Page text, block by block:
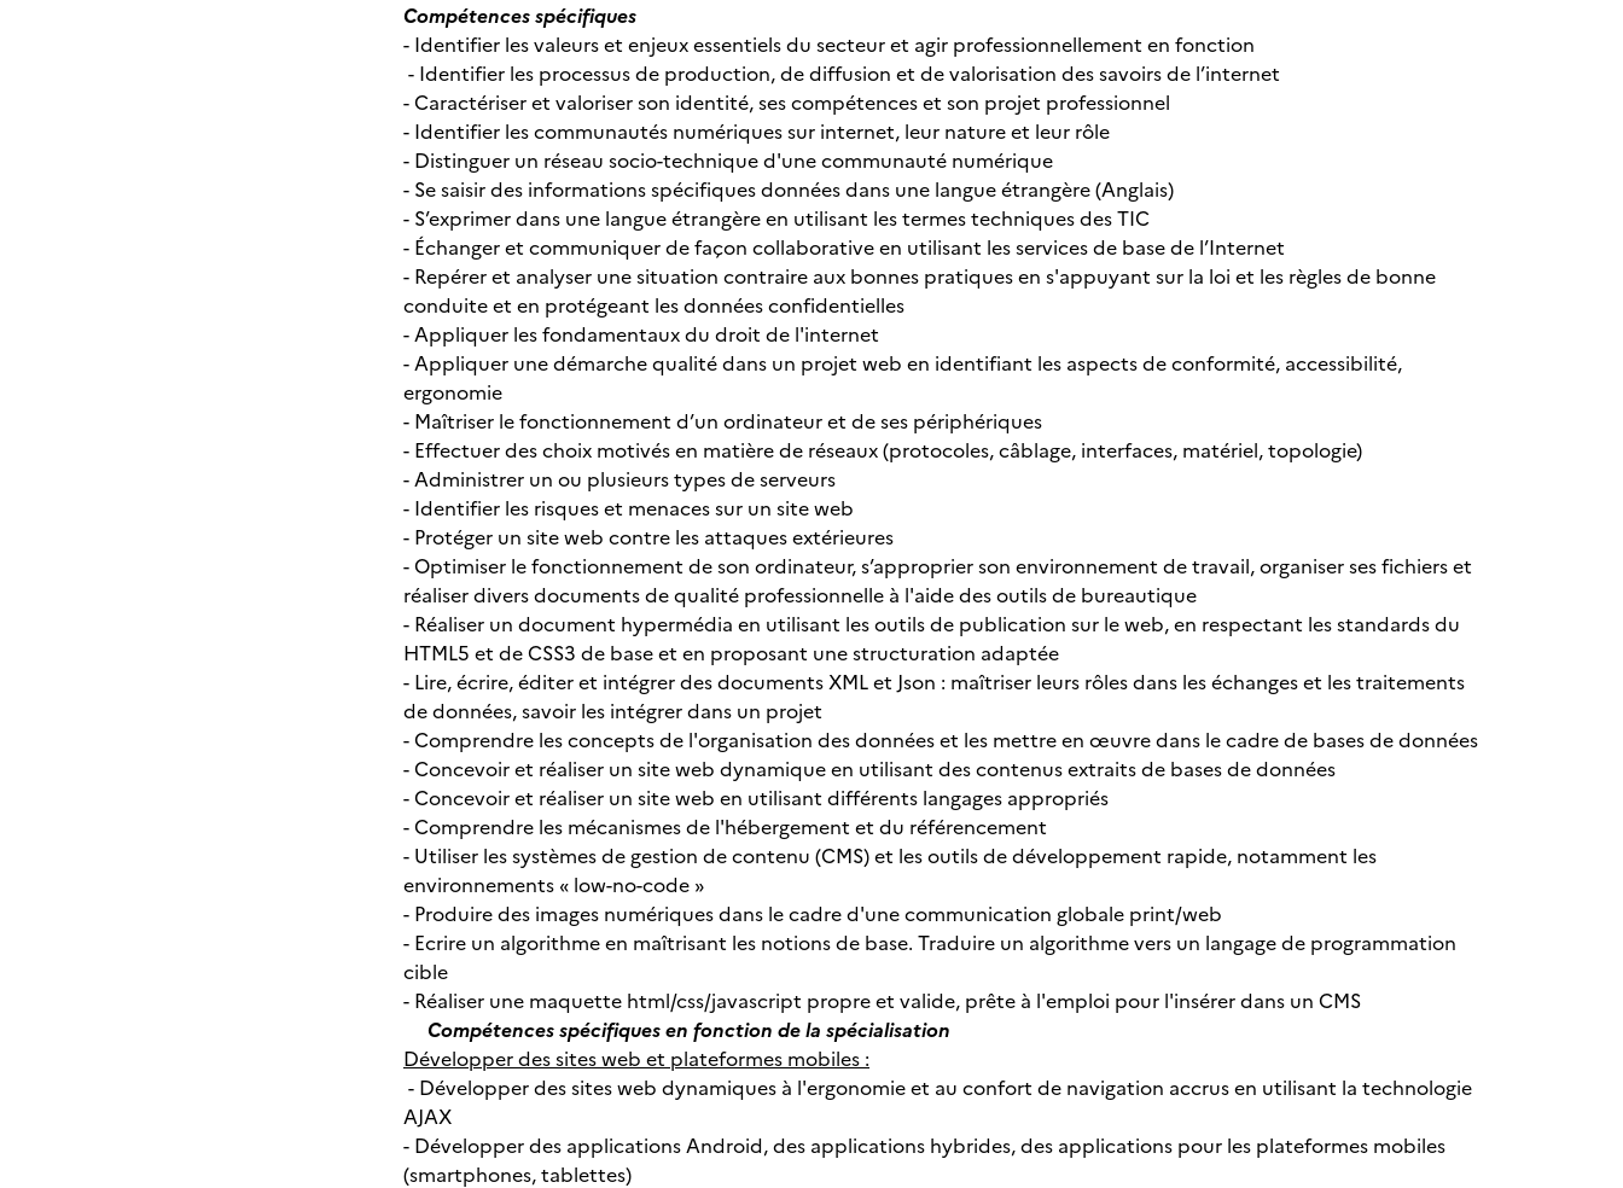
Compétences spécifiques
- Identifier les valeurs et enjeux essentiels du secteur et agir professionnellement en fonction
- Identifier les processus de production, de diffusion et de valorisation des savoirs de l’internet
- Caractériser et valoriser son identité, ses compétences et son projet professionnel
- Identifier les communautés numériques sur internet, leur nature et leur rôle
- Distinguer un réseau socio-technique d'une communauté numérique
- Se saisir des informations spécifiques données dans une langue étrangère (Anglais)
- S’exprimer dans une langue étrangère en utilisant les termes techniques des TIC
- Échanger et communiquer de façon collaborative en utilisant les services de base de l’Internet
- Repérer et analyser une situation contraire aux bonnes pratiques en s'appuyant sur la loi et les règles de bonne
conduite et en protégeant les données confidentielles
- Appliquer les fondamentaux du droit de l'internet
- Appliquer une démarche qualité dans un projet web en identifiant les aspects de conformité, accessibilité,
ergonomie
- Maîtriser le fonctionnement d’un ordinateur et de ses périphériques
- Effectuer des choix motivés en matière de réseaux (protocoles, câblage, interfaces, matériel, topologie)
- Administrer un ou plusieurs types de serveurs
- Identifier les risques et menaces sur un site web
- Protéger un site web contre les attaques extérieures
- Optimiser le fonctionnement de son ordinateur, s’approprier son environnement de travail, organiser ses fichiers et
réaliser divers documents de qualité professionnelle à l'aide des outils de bureautique
- Réaliser un document hypermédia en utilisant les outils de publication sur le web, en respectant les standards du
HTML5 et de CSS3 de base et en proposant une structuration adaptée
- Lire, écrire, éditer et intégrer des documents XML et Json : maîtriser leurs rôles dans les échanges et les traitements
de données, savoir les intégrer dans un projet
- Comprendre les concepts de l'organisation des données et les mettre en œuvre dans le cadre de bases de données
- Concevoir et réaliser un site web dynamique en utilisant des contenus extraits de bases de données
- Concevoir et réaliser un site web en utilisant différents langages appropriés
- Comprendre les mécanismes de l'hébergement et du référencement
- Utiliser les systèmes de gestion de contenu (CMS) et les outils de développement rapide, notamment les
environnements « low-no-code »
- Produire des images numériques dans le cadre d'une communication globale print/web
- Ecrire un algorithme en maîtrisant les notions de base. Traduire un algorithme vers un langage de programmation
cible
- Réaliser une maquette html/css/javascript propre et valide, prête à l'emploi pour l'insérer dans un CMS
Compétences spécifiques en fonction de la spécialisation
Développer des sites web et plateformes mobiles :
- Développer des sites web dynamiques à l'ergonomie et au confort de navigation accrus en utilisant la technologie
AJAX
- Développer des applications Android, des applications hybrides, des applications pour les plateformes mobiles
(smartphones, tablettes)